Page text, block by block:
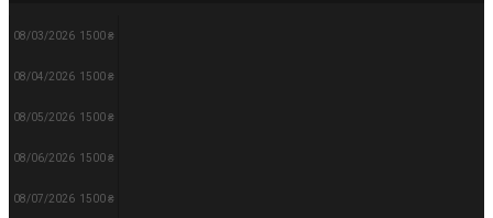
08/03/2026 1500 ₴
08/04/2026 1500 ₴
08/05/2026 1500 ₴
08/06/2026 1500 ₴
08/07/2026 1500 ₴